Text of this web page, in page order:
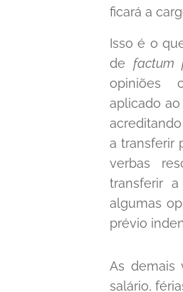
ficará a
Isso é o
de factum
opiniões
aplicado
a transferir
verbas
transferir
algumas
prévio
As demais
salário,